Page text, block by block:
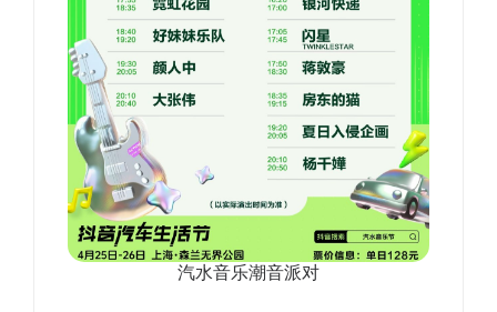
汽水音乐潮音派对